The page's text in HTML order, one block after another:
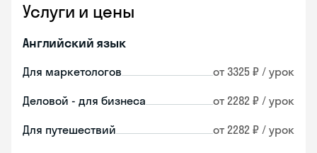
Услуги и цены
Английский язык
Для маркетологов от 3325 ₽ / урок
Деловой - для бизнеса от 2282 ₽ / урок
Для путешествий от 2282 ₽ / урок